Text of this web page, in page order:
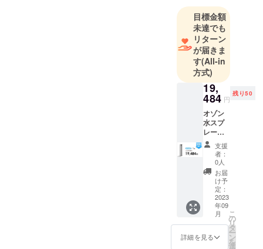
目標金額
未達でも
リターン
が届きま
す(All-in
方式)
19,
484 円
残り50
オゾン
水スプ
レー
（OZO3
）×1点
・一般
販売予
定価
格：
24980
円（税
込） ・
割引率
は税込
予定販
支援
者：
0人
お届
け予
定：
2023
年09
月
詳細を見る
こ
の
リ
タ
ー
ン
を
選